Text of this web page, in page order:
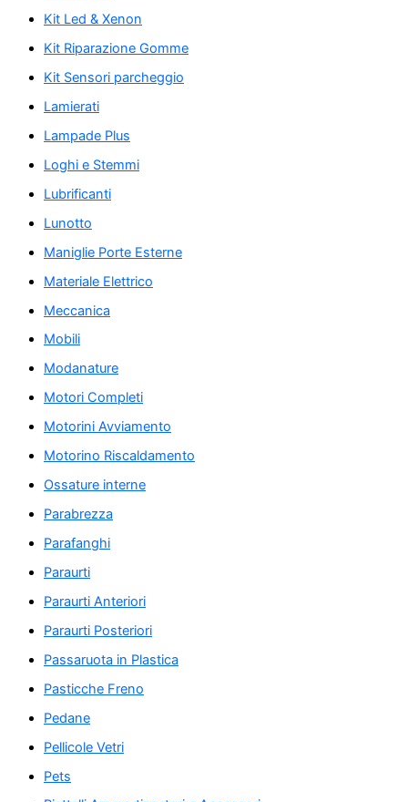
Kit Led & Xenon
Kit Riparazione Gomme
Kit Sensori parcheggio
Lamierati
Lampade Plus
Loghi e Stemmi
Lubrificanti
Lunotto
Maniglie Porte Esterne
Materiale Elettrico
Meccanica
Mobili
Modanature
Motori Completi
Motorini Avviamento
Motorino Riscaldamento
Ossature interne
Parabrezza
Parafanghi
Paraurti
Paraurti Anteriori
Paraurti Posteriori
Passaruota in Plastica
Pasticche Freno
Pedane
Pellicole Vetri
Pets